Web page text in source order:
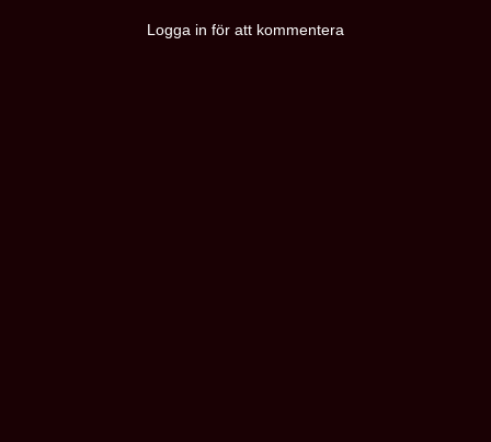
Logga in för att kommentera